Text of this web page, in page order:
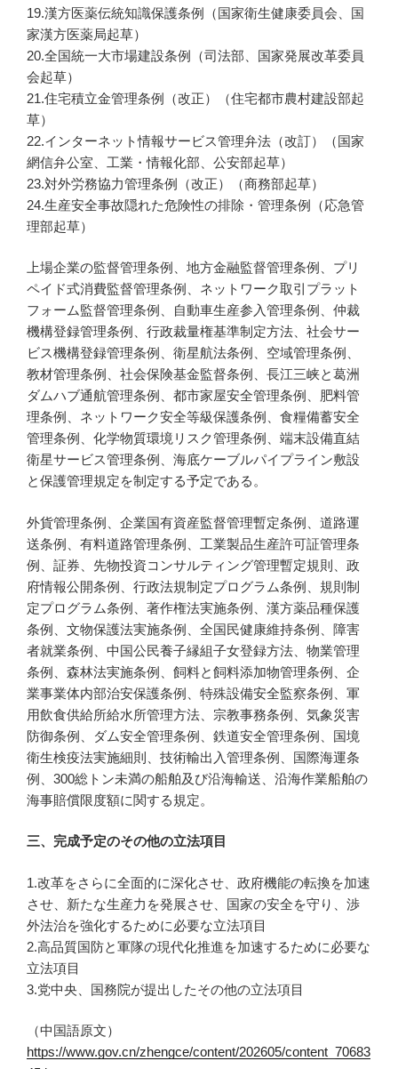
19.漢方医薬伝統知識保護条例（国家衛生健康委員会、国
家漢方医薬局起草）
20.全国統一大市場建設条例（司法部、国家発展改革委員
会起草）
21.住宅積立金管理条例（改正）（住宅都市農村建設部起
草）
22.インターネット情報サービス管理弁法（改訂）（国家
網信弁公室、工業・情報化部、公安部起草）
23.対外労務協力管理条例（改正）（商務部起草）
24.生産安全事故隠れた危険性の排除・管理条例（応急管
理部起草）
上場企業の監督管理条例、地方金融監督管理条例、プリ
ペイド式消費監督管理条例、ネットワーク取引プラット
フォーム監督管理条例、自動車生産参入管理条例、仲裁
機構登録管理条例、行政裁量権基準制定方法、社会サー
ビス機構登録管理条例、衛星航法条例、空域管理条例、
教材管理条例、社会保険基金監督条例、長江三峡と葛洲
ダムハブ通航管理条例、都市家屋安全管理条例、肥料管
理条例、ネットワーク安全等級保護条例、食糧備蓄安全
管理条例、化学物質環境リスク管理条例、端末設備直結
衛星サービス管理条例、海底ケーブルパイプライン敷設
と保護管理規定を制定する予定である。
外貨管理条例、企業国有資産監督管理暫定条例、道路運
送条例、有料道路管理条例、工業製品生産許可証管理条
例、証券、先物投資コンサルティング管理暫定規則、政
府情報公開条例、行政法規制定プログラム条例、規則制
定プログラム条例、著作権法実施条例、漢方薬品種保護
条例、文物保護法実施条例、全国民健康維持条例、障害
者就業条例、中国公民養子縁組子女登録方法、物業管理
条例、森林法実施条例、飼料と飼料添加物管理条例、企
業事業体内部治安保護条例、特殊設備安全監察条例、軍
用飲食供給所給水所管理方法、宗教事務条例、気象災害
防御条例、ダム安全管理条例、鉄道安全管理条例、国境
衛生検疫法実施細則、技術輸出入管理条例、国際海運条
例、300総トン未満の船舶及び沿海輸送、沿海作業船舶の
海事賠償限度額に関する規定。
三、完成予定のその他の立法項目
1.改革をさらに全面的に深化させ、政府機能の転換を加速
させ、新たな生産力を発展させ、国家の安全を守り、渉
外法治を強化するために必要な立法項目
2.高品質国防と軍隊の現代化推進を加速するために必要な
立法項目
3.党中央、国務院が提出したその他の立法項目
（中国語原文）
https://www.gov.cn/zhengce/content/202605/content_70683